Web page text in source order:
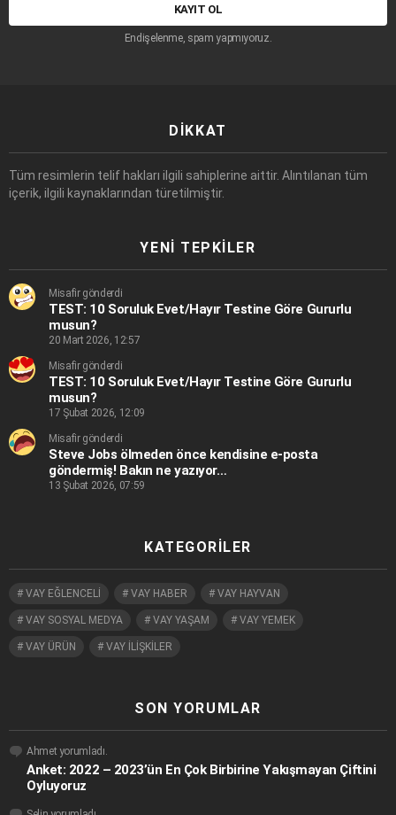
Endişelenme, spam yapmıyoruz.
DIKKAT
Tüm resimlerin telif hakları ilgili sahiplerine aittir. Alıntılanan tüm
içerik, ilgili kaynaklarından türetilmiştir.
YENI TEPKILER
Misafir gönderdi
TEST: 10 Soruluk Evet/Hayır Testine Göre Gururlu
musun?
20 Mart 2026, 12:57
Misafir gönderdi
TEST: 10 Soruluk Evet/Hayır Testine Göre Gururlu
musun?
17 Şubat 2026, 12:09
Misafir gönderdi
Steve Jobs ölmeden önce kendisine e-posta
göndermiş! Bakın ne yazıyor…
13 Şubat 2026, 07:59
KATEGORILER
VAY EĞLENCELİ VAY HABER VAY HAYVAN
VAY SOSYAL MEDYA VAY YAŞAM VAY YEMEK
VAY ÜRÜN VAY İLİŞKİLER
SON YORUMLAR
Ahmet yorumladı.
Anket: 2022 – 2023’ün En Çok Birbirine Yakışmayan Çiftini
Oyluyoruz